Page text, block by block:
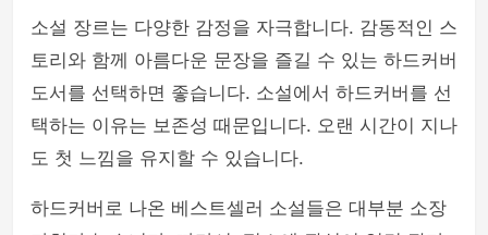
소설 장르는 다양한 감정을 자극합니다. 감동적인 스
토리와 함께 아름다운 문장을 즐길 수 있는 하드커버
도서를 선택하면 좋습니다. 소설에서 하드커버를 선
택하는 이유는 보존성 때문입니다. 오랜 시간이 지나
도 첫 느낌을 유지할 수 있습니다.
하드커버로 나온 베스트셀러 소설들은 대부분 소장